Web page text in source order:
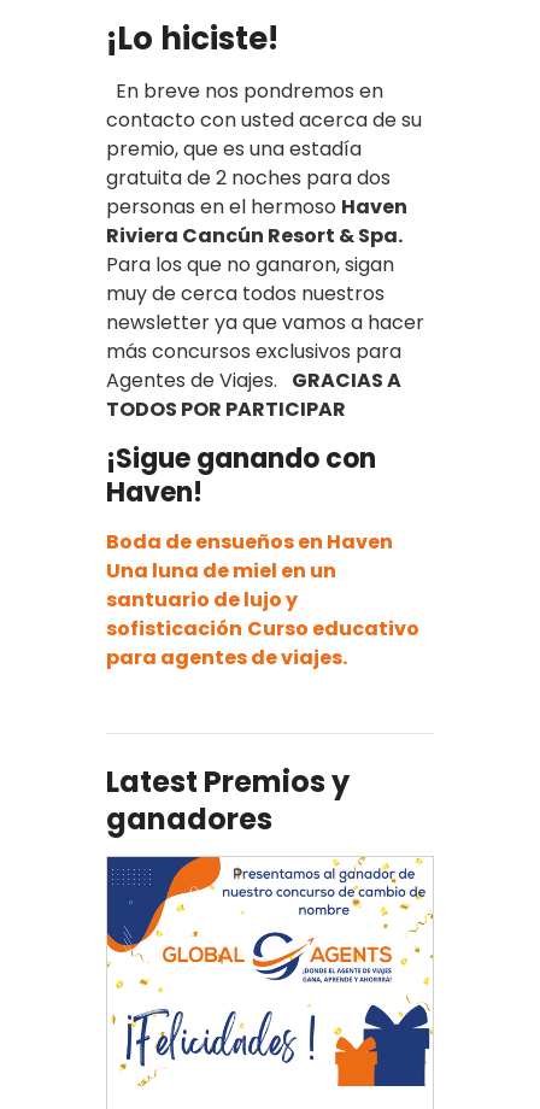
¡Lo hiciste!
En breve nos pondremos en
contacto con usted acerca de su
premio, que es una estadía
gratuita de 2 noches para dos
personas en el hermoso Haven
Riviera Cancún Resort & Spa.
Para los que no ganaron, sigan
muy de cerca todos nuestros
newsletter ya que vamos a hacer
más concursos exclusivos para
Agentes de Viajes. GRACIAS A
TODOS POR PARTICIPAR
¡Sigue ganando con
Haven!
Boda de ensueños en Haven
Una luna de miel en un
santuario de lujo y
sofisticación Curso educativo
para agentes de viajes.
Latest Premios y
ganadores